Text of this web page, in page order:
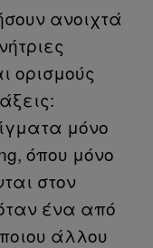
ανοιχτά
ορισμούς
μόνο
όπου μόνο
στον
ένα από
άλλου